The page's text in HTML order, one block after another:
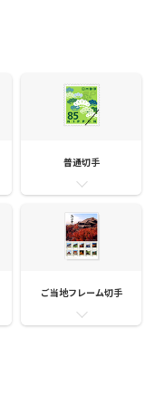
普通切手
ご当地フレーム切手